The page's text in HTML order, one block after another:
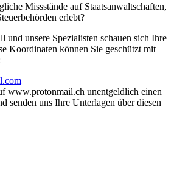
Missstände auf Staatsanwaltschaften,
erlebt?
und unsere Spezialisten schauen sich Ihre
Koordinaten können Sie geschützt mit
www.protonmail.ch unentgeldlich einen
senden uns Ihre Unterlagen über diesen